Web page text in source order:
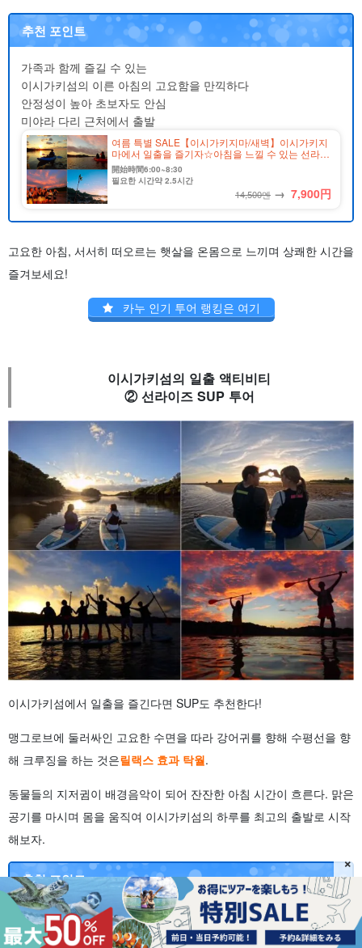
추천 포인트
가족과 함께 즐길 수 있는
이시가키섬의 이른 아침의 고요함을 만끽하다
안정성이 높아 초보자도 안심
미야라 다리 근처에서 출발
여름 특별 SALE【이시가키지마/새벽】이시가키지
마에서 일출을 즐기자☆아침을 느낄 수 있는 선라이
즈 카약 투어★사진 무료&송영 포함(No.312)
開始時間6:00~8:30
필요한 시간약 2.5시간
14,500엔 → 7,900円
고요한 아침, 서서히 떠오르는 햇살을 온몸으로 느끼며 상쾌한 시간을
즐겨보세요!
카누 인기 투어 랭킹은 여기
이시가키섬의 일출 액티비티
② 선라이즈 SUP 투어
이시가키섬에서 일출을 즐긴다면 SUP도 추천한다!
맹그로브에 둘러싸인 고요한 수면을 따라 강어귀를 향해 수평선을 향
해 크루징을 하는 것은릴랙스 효과 탁월.
동물들의 지저귐이 배경음악이 되어 잔잔한 아침 시간이 흐른다. 맑은
공기를 마시며 몸을 움직여 이시가키섬의 하루를 최고의 출발로 시작
해보자.
추천 포인트
가족과 함께 즐길 수 있는
친절한 강의로 초보자도 안심!
×